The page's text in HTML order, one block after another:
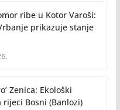
ribe u Kotor Varoši:
prikazuje stanje
Zenica: Ekološki
Bosni (Banlozi)